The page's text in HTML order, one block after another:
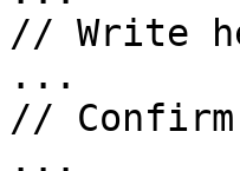
// Write
...
// Confirm
...